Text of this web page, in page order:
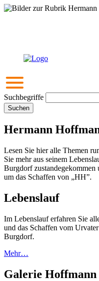
Suchbegriffe
Suchen
Hermann
Lesen Sie hier alle Themen
Sie mehr aus seinem
Burgdorf zustandegekommen
um das Schaffen von „HH”.
Lebenslauf
Im Lebens­lauf erfahren Sie
und das Schaffen vom
Burg­dorf.
Mehr…
Galerie Hoffmann